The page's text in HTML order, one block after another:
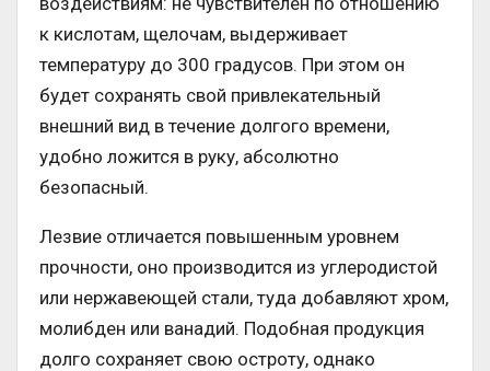
к кислотам, щелочам, выдерживает
температуру до 300 градусов. При этом он
будет сохранять свой привлекательный
внешний вид в течение долгого времени,
удобно ложится в руку, абсолютно
безопасный.
Лезвие отличается повышенным уровнем
прочности, оно производится из углеродистой
или нержавеющей стали, туда добавляют хром,
молибден или ванадий. Подобная продукция
долго сохраняет свою остроту, однако